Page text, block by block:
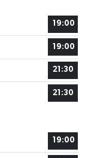
19:00
19:00
21:30
21:30
19:00